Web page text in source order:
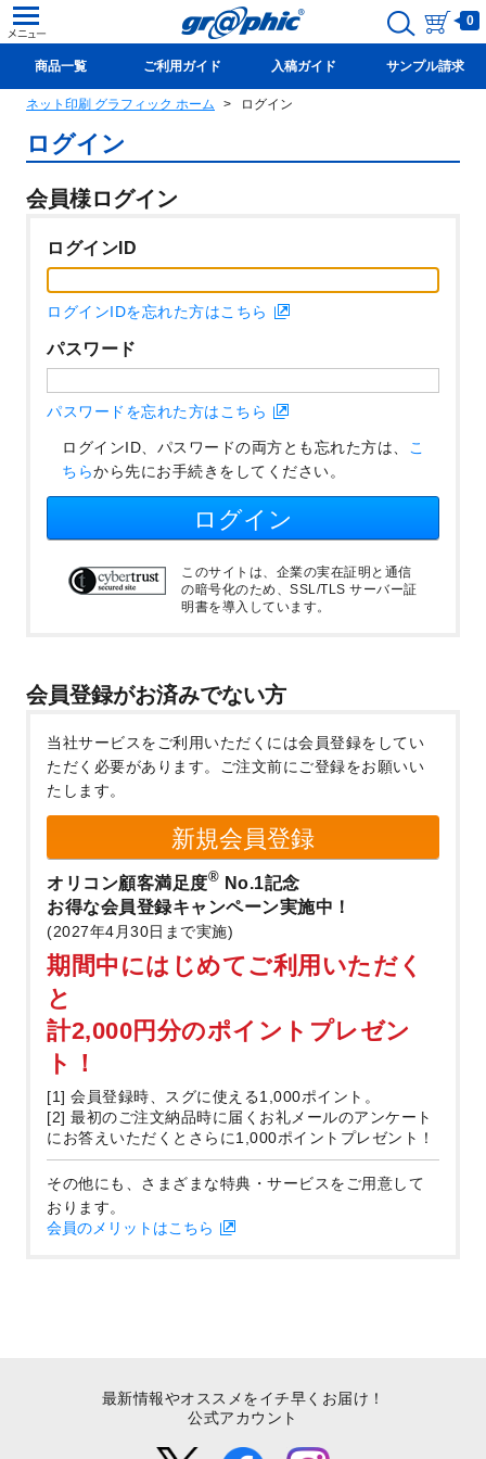
0
商品一覧 ご利用ガイド 入稿ガイド サンプル請求
新規会員登録(無料)
ネット印刷 グラフィック ホーム ログイン
ログイン
会員様ログイン
ログインID
ログインIDを忘れた方はこちら
パスワード
パスワードを忘れた方はこちら
ログインID、パスワードの両方とも忘れた方は、 こ
ちらから先にお手続きをしてください。
ログイン
このサイトは、企業の実在証明と通信
の暗号化のため、SSL/TLS サーバー証
明書を導入しています。
会員登録がお済みでない方
当社サービスをご利用いただくには会員登録をしてい
ただく必要があります。
ご注文前にご登録をお願いい
たします。
新規会員登録
オリコン顧客満足度® No.1記念
お得な会員登録キャンペーン実施中！
(2027年4月30日まで実施)
期間中にはじめてご利用いただく
と
計2,000円分のポイントプレゼン
ト！
[1] 会員登録時、スグに使える1,000ポイント。
[2] 最初のご注文納品時に届くお礼メールのアンケート
にお答えいただくとさらに1,000ポイントプレゼント！
その他にも、さまざまな特典・サービスをご用意して
おります。
会員のメリットはこちら
最新情報やオススメをイチ早くお届け！
公式アカウント